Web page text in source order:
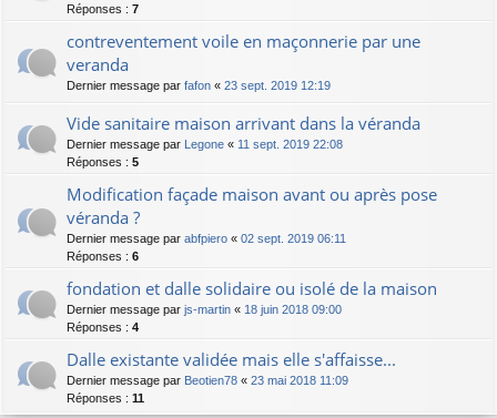
Réponses : 7
contreventement voile en maçonnerie par une
veranda
Dernier message par fafon « 23 sept. 2019 12:19
Vide sanitaire maison arrivant dans la véranda
Dernier message par Legone « 11 sept. 2019 22:08
Réponses : 5
Modification façade maison avant ou après pose
véranda ?
Dernier message par abfpiero « 02 sept. 2019 06:11
Réponses : 6
fondation et dalle solidaire ou isolé de la maison
Dernier message par js-martin « 18 juin 2018 09:00
Réponses : 4
Dalle existante validée mais elle s'affaisse...
Dernier message par Beotien78 « 23 mai 2018 11:09
Réponses : 11